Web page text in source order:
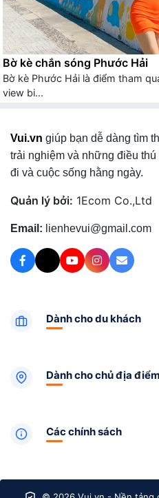
Bờ kè chắn sóng Phước Hải
Bờ kè Phước Hải là điểm tham
view bi...
Vui.vn giúp bạn dễ dàng tìm
trải nghiệm và những điều
đi và cuộc sống hằng ngày.
Quản lý bởi: 1Ecom Co.,Ltd
Email: lienhevui@gmail.com
Dành cho du khách
Dành cho chủ địa điểm
Các chính sách